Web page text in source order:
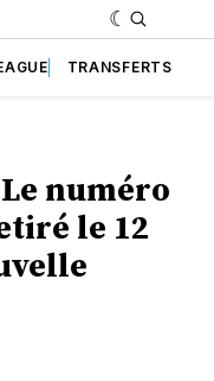
TRANSFERTS
numéro
le 12